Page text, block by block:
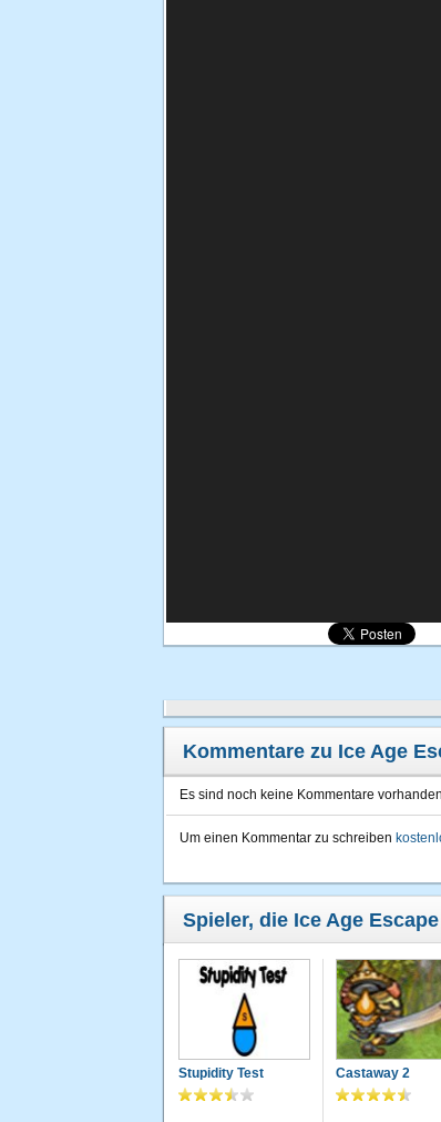
Kommentare zu Ice Age
Es sind noch keine Kommentare
Um einen Kommentar zu schreiben
Spieler, die Ice Age
Stupidity Test Castaway 2